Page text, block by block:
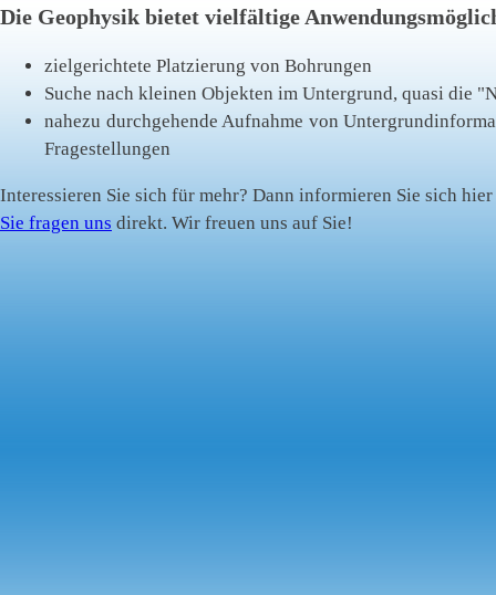
Die Geophysik bietet vielfältige
zielgerichtete Platzierung von Bohrungen
Suche nach kleinen Objekten im Untergrund, quasi die
nahezu durchgehende Aufnahme von
Fragestellungen
Interessieren Sie sich für mehr? Dann informieren Sie sich
Sie fragen uns direkt. Wir freuen uns auf Sie!